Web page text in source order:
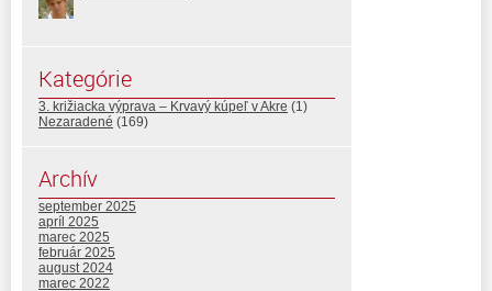
Kategórie
3. križiacka výprava – Krvavý kúpeľ v Akre (1)
Nezaradené (169)
Archív
september 2025
apríl 2025
marec 2025
február 2025
august 2024
marec 2022